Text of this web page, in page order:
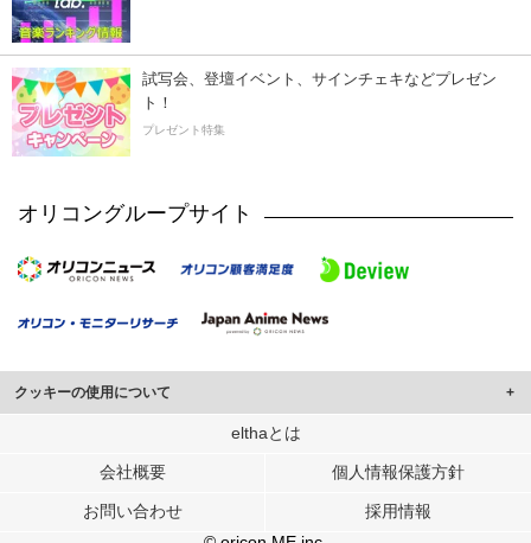
試写会、登壇イベント、サインチェキなどプレゼン
ト！
プレゼント特集
オリコングループサイト
クッキーの使用について
このサイトでは Cookie を使用して、ユーザーに合わせたコンテンツや広告の
行っています。
メディアや広告配信、データ解析の各パートナーに提供しています。
各パートナーは、この情報とユーザーが各パートナーに提供した他の情報や、
elthaとは
会社概要 個人情報保護方針
お問い合わせ
採用情報